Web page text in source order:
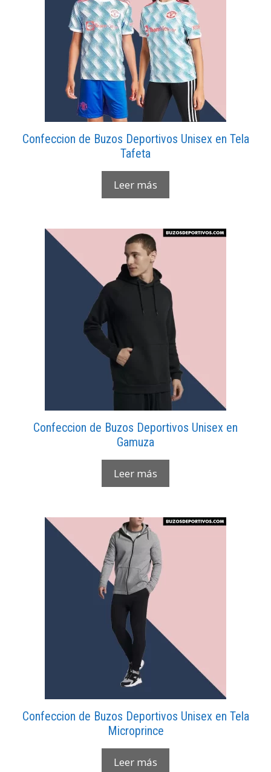
Confeccion de Buzos Deportivos Unisex en Tela
Tafeta
Leer más
Confeccion de Buzos Deportivos Unisex en
Gamuza
Leer más
Confeccion de Buzos Deportivos Unisex en Tela
Microprince
Leer más